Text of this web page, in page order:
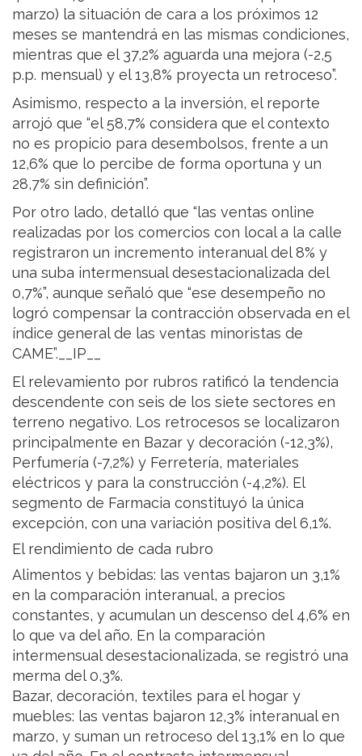
marzo) la situación de cara a los próximos 12
meses se mantendrá en las mismas condiciones,
mientras que el 37,2% aguarda una mejora (-2,5
p.p. mensual) y el 13,8% proyecta un retroceso”.
Asimismo, respecto a la inversión, el reporte
arrojó que “el 58,7% considera que el contexto
no es propicio para desembolsos, frente a un
12,6% que lo percibe de forma oportuna y un
28,7% sin definición”.
Por otro lado, detalló que “las ventas online
realizadas por los comercios con local a la calle
registraron un incremento interanual del 8% y
una suba intermensual desestacionalizada del
0,7%”, aunque señaló que “ese desempeño no
logró compensar la contracción observada en el
índice general de las ventas minoristas de
CAME”.__IP__
El relevamiento por rubros ratificó la tendencia
descendente con seis de los siete sectores en
terreno negativo. Los retrocesos se localizaron
principalmente en Bazar y decoración (-12,3%),
Perfumería (-7,2%) y Ferretería, materiales
eléctricos y para la construcción (-4,2%). El
segmento de Farmacia constituyó la única
excepción, con una variación positiva del 6,1%.
El rendimiento de cada rubro
Alimentos y bebidas: las ventas bajaron un 3,1%
en la comparación interanual, a precios
constantes, y acumulan un descenso del 4,6% en
lo que va del año. En la comparación
intermensual desestacionalizada, se registró una
merma del 0,3%.
Bazar, decoración, textiles para el hogar y
muebles: las ventas bajaron 12,3% interanual en
marzo, y suman un retroceso del 13,1% en lo que